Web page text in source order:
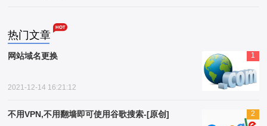
热门文章
1
网站域名更换
2021-12-14 16:21:12
2
不用VPN,不用翻墙即可使用谷歌搜索-[原创]